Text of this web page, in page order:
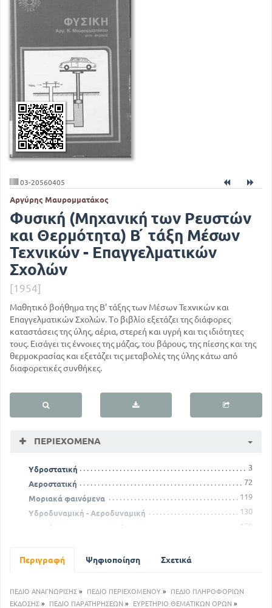
03-20560405
Αργύρης Μαυρομματάκος
Φυσική (Μηχανική των Ρευστών
και Θερμότητα) Β ́ τάξη Μέσων
Τεχνικών - Επαγγελματικών
Σχολών
[1954]
Μαθητικό βοήθημα της Β' τάξης των Μέσων Τεχνικών και
Επαγγελματικών Σχολών. Το βιβλίο εξετάζει της διάφορες
καταστάσεις της ύλης, αέρια, στερεή και υγρή και τις ιδιότητες
τους. Εισάγει τις έννοιες της μάζας, του βάρους, της πίεσης και της
θερμοκρασίας και εξετάζει τις μεταβολές της ύλης κάτω από
διαφορετικές συνθήκες.
ΠΕΡΙΕΧΌΜΕΝΑ
Υδροστατική
3
Αεροστατική
72
Μοριακά φαινόμενα
119
Υδροδυναμική - Αεροδυναμική
130
Θερμότητα - Θερμοκρασία
159
Θερμιδομετρία
Στοιχεία θερμοδυναμικής
Περιγραφή Ψηφιοποίηση Σχετικά
ΠΕΔΙΟ ΑΝΑΓΝΩΡΙΣΗΣ » ΠΕΔΙΟ ΠΕΡΙΕΧΟΜΕΝΟΥ »
ΠΕΔΙΟ ΠΛΗΡΟΦΟΡΙΩΝ
ΕΚΔΟΣΗΣ » ΠΕΔΙΟ ΠΑΡΑΤΗΡΗΣΕΩΝ » ΕΥΡΕΤΗΡΙΟ ΘΕΜΑΤΙΚΩΝ ΟΡΩΝ »